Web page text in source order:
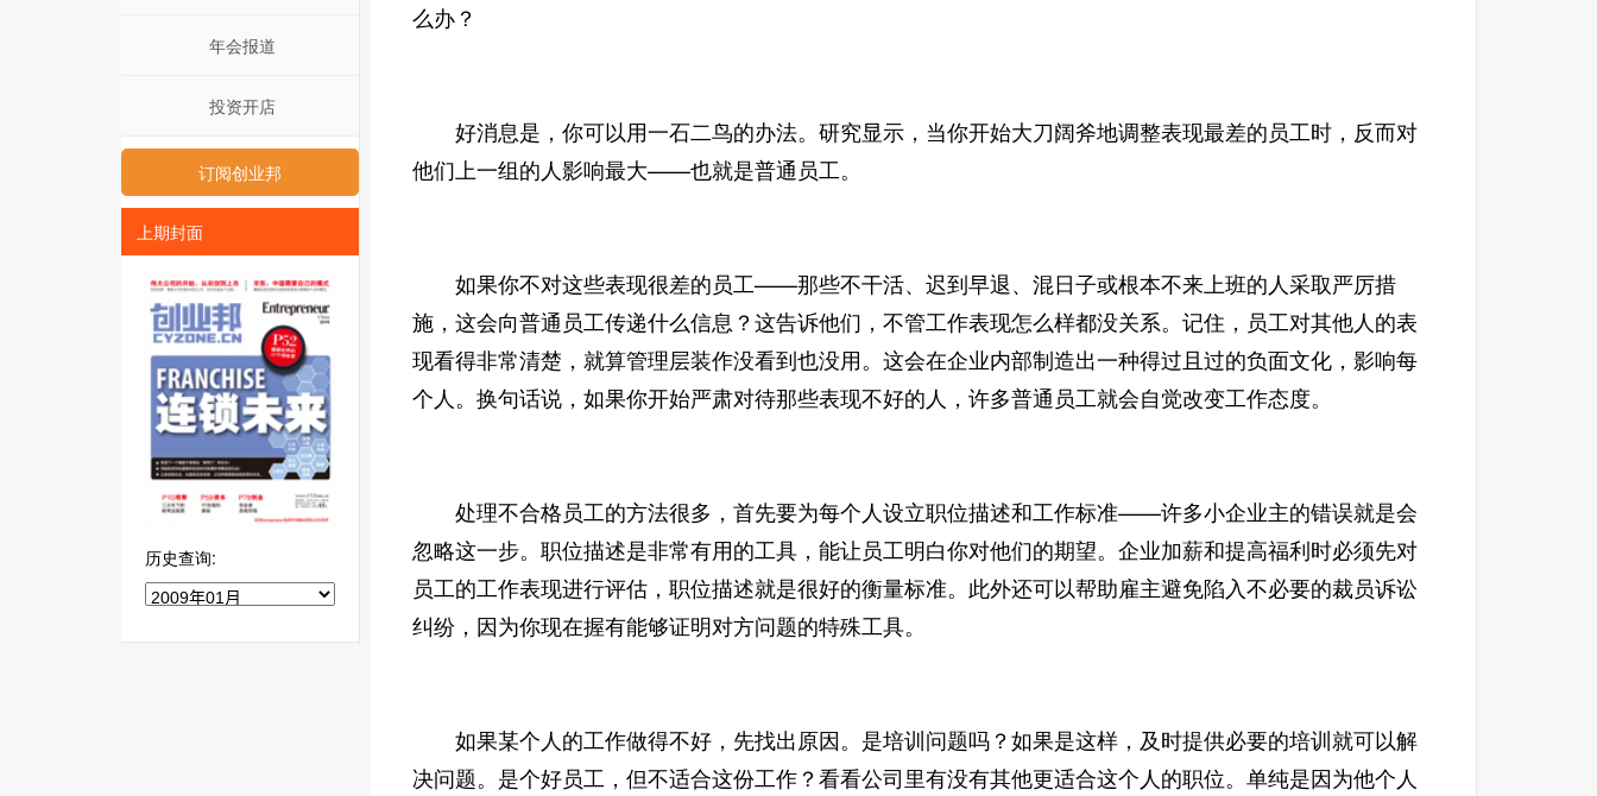
年会报道
投资开店
订阅创业邦
上期封面
历史查询:
么办？
好消息是，你可以用一石二鸟的办法。研究显示，当你开始大刀阔斧地调整表现最差的员工时，反而对
他们上一组的人影响最大——也就是普通员工。
如果你不对这些表现很差的员工——那些不干活、迟到早退、混日子或根本不来上班的人采取严厉措
施，这会向普通员工传递什么信息？这告诉他们，不管工作表现怎么样都没关系。记住，员工对其他人的表
现看得非常清楚，就算管理层装作没看到也没用。这会在企业内部制造出一种得过且过的负面文化，影响每
个人。换句话说，如果你开始严肃对待那些表现不好的人，许多普通员工就会自觉改变工作态度。
处理不合格员工的方法很多，首先要为每个人设立职位描述和工作标准——许多小企业主的错误就是会
忽略这一步。职位描述是非常有用的工具，能让员工明白你对他们的期望。企业加薪和提高福利时必须先对
员工的工作表现进行评估，职位描述就是很好的衡量标准。此外还可以帮助雇主避免陷入不必要的裁员诉讼
纠纷，因为你现在握有能够证明对方问题的特殊工具。
如果某个人的工作做得不好，先找出原因。是培训问题吗？如果是这样，及时提供必要的培训就可以解
决问题。是个好员工，但不适合这份工作？看看公司里有没有其他更适合这个人的职位。单纯是因为他个人